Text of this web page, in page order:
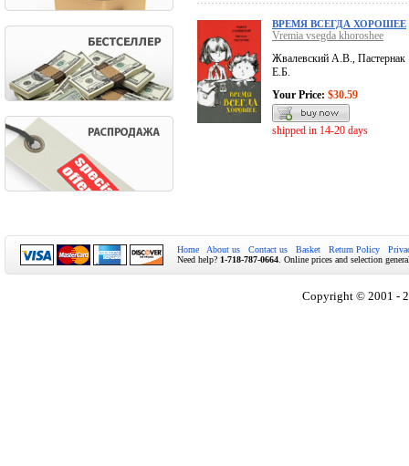
ВРЕМЯ ВСЕГДА ХОРОШЕЕ
Vremia vsegda khoroshee
Жвалевский А.В., Пастернак
Е.Б.
Your Price: $30.59
shipped in 14-20 days
Home About us Contact us Basket Return Policy
Need help? 1-718-787-0664 . Online prices and selection
Copyright © 2001 -